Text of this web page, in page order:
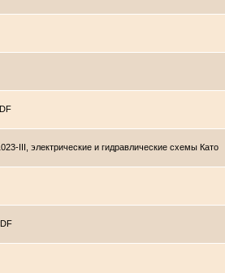
III, электрические и гидравлические схемы Като